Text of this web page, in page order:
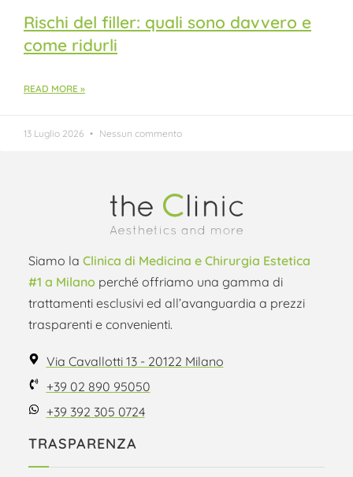
Rischi del filler: quali sono davvero e
come ridurli
READ MORE »
13 Luglio 2026 Nessun commento
Siamo la Clinica di Medicina e Chirurgia Estetica
#1 a Milano perché offriamo una gamma di
trattamenti esclusivi ed all’avanguardia a prezzi
trasparenti e convenienti.
Via Cavallotti 13 - 20122 Milano
+39 02 890 95050
+39 392 305 0724
TRASPARENZA